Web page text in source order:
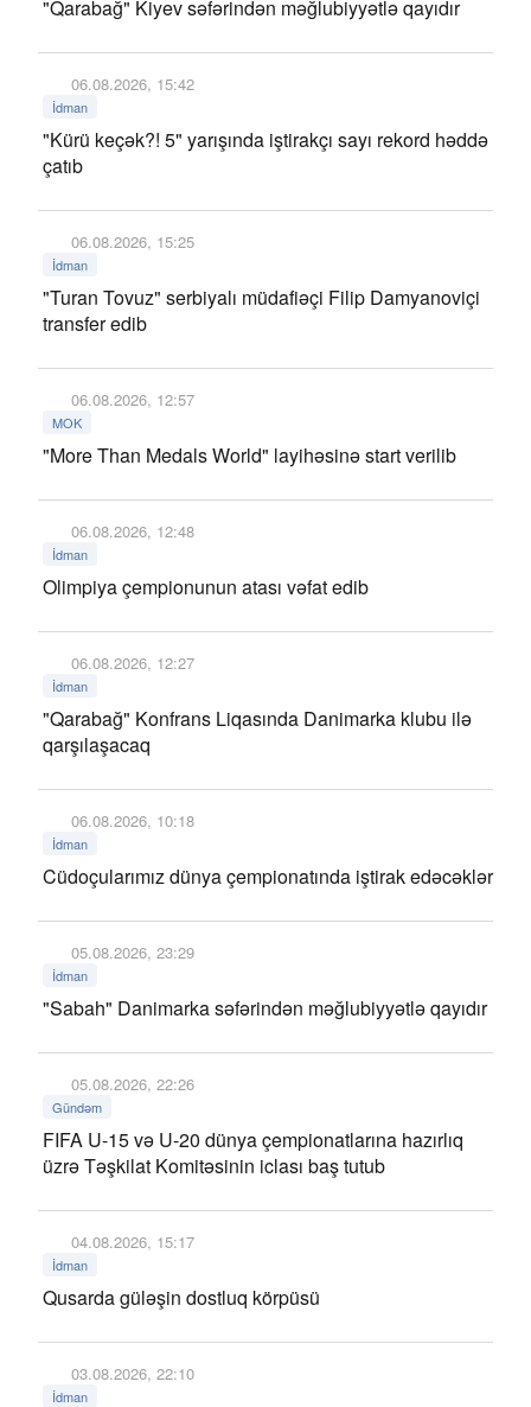
"Qarabağ" Kiyev səfərindən məğlubiyyətlə qayıdır
06.08.2026, 15:42
İdman
"Kürü keçək?! 5" yarışında iştirakçı sayı rekord həddə
çatıb
06.08.2026, 15:25
İdman
"Turan Tovuz" serbiyalı müdafiəçi Filip Damyanoviçi
transfer edib
06.08.2026, 12:57
MOK
"More Than Medals World" layihəsinə start verilib
06.08.2026, 12:48
İdman
Olimpiya çempionunun atası vəfat edib
06.08.2026, 12:27
İdman
"Qarabağ" Konfrans Liqasında Danimarka klubu ilə
qarşılaşacaq
06.08.2026, 10:18
İdman
Cüdoçularımız dünya çempionatında iştirak edəcəklər
05.08.2026, 23:29
İdman
"Sabah" Danimarka səfərindən məğlubiyyətlə qayıdır
05.08.2026, 22:26
Gündəm
FIFA U-15 və U-20 dünya çempionatlarına hazırlıq
üzrə Təşkilat Komitəsinin iclası baş tutub
04.08.2026, 15:17
İdman
Qusarda güləşin dostluq körpüsü
03.08.2026, 22:10
İdman